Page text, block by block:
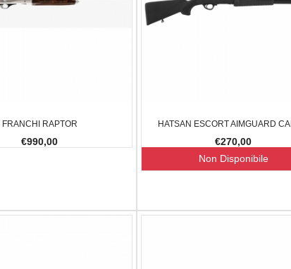
FRANCHI RAPTOR
€990,00
HATSAN ESCORT AIMGUARD
€270,00
Non Disponibile